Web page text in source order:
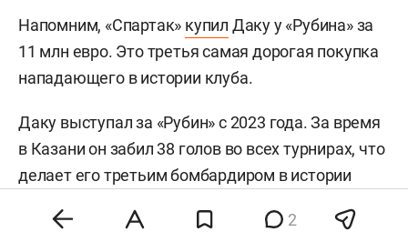
Напомним, «Спартак» купил Даку у «Рубина» за
11 млн евро. Это третья самая дорогая покупка
нападающего в истории клуба.
Даку выступал за «Рубин» с 2023 года. За время
в Казани он забил 38 голов во всех турнирах, что
делает его третьим бомбардиром в истории
после Гекдениза Карадениза 2